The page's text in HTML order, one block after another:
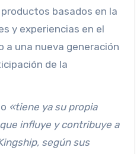
basados en la
y experiencias en el
a una nueva generación
de la
«tiene ya su propia
influye y contribuye a
según sus